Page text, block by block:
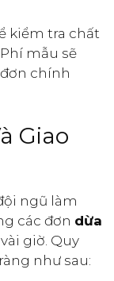
kiểm tra chất
mẫu sẽ
chính
Giao
ngũ làm
các đơn dừa
giờ. Quy
như sau: